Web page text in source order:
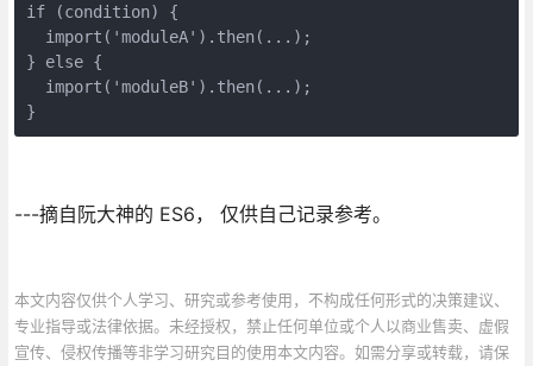
if (condition) {
  import('moduleA').then(...);
} else {
  import('moduleB').then(...);
}
---摘自阮大神的 ES6， 仅供自己记录参考。
本文内容仅供个人学习、研究或参考使用，不构成任何形式的决策建议、
专业指导或法律依据。未经授权，禁止任何单位或个人以商业售卖、虚假
宣传、侵权传播等非学习研究目的使用本文内容。如需分享或转载，请保